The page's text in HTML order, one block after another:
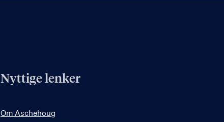
Nyttige lenker
Om Aschehoug